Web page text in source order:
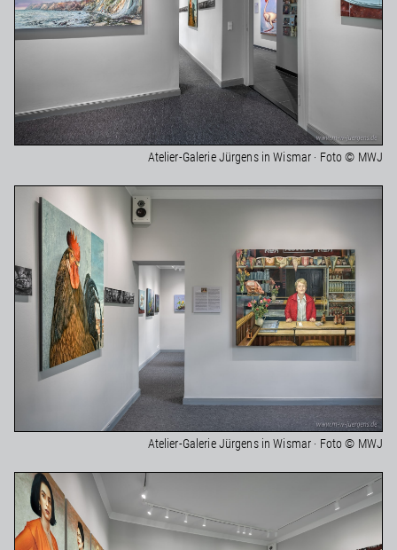
Atelier-Galerie Jürgens in Wismar · Foto © MWJ
Atelier-Galerie Jürgens in Wismar · Foto © MWJ